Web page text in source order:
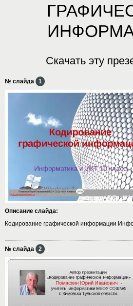
Скачать эту
№ слайда 1
Описание слайда:
Кодирование графической информации
№ слайда 2